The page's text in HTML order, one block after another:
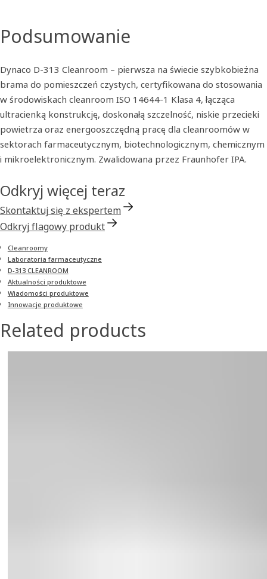
Podsumowanie
Dynaco D-313 Cleanroom – pierwsza na świecie szybkobieżna
brama do pomieszczeń czystych, certyfikowana do stosowania
w środowiskach cleanroom ISO 14644‑1 Klasa 4, łącząca
ultracienką konstrukcję, doskonałą szczelność, niskie przecieki
powietrza oraz energooszczędną pracę dla cleanroomów w
sektorach farmaceutycznym, biotechnologicznym, chemicznym
i mikroelektronicznym. Zwalidowana przez Fraunhofer IPA.
Odkryj więcej teraz
Skontaktuj się z ekspertem
Odkryj flagowy produkt
Cleanroomy
Laboratoria farmaceutyczne
D-313 CLEANROOM
Aktualności produktowe
Wiadomości produktowe
Innowacje produktowe
Related products